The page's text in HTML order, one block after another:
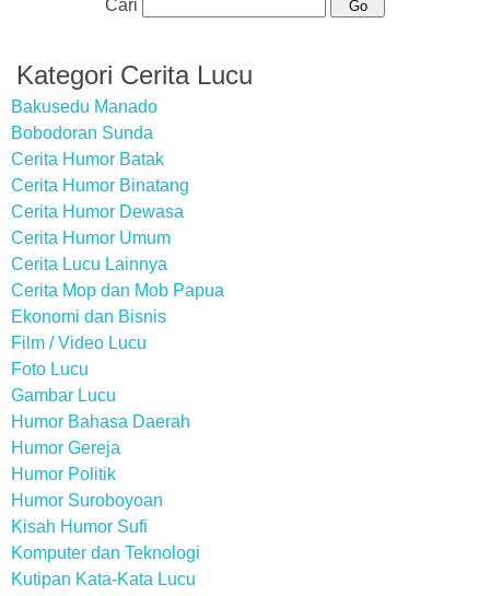
Cari
Kategori Cerita Lucu
Bakusedu Manado
Bobodoran Sunda
Cerita Humor Batak
Cerita Humor Binatang
Cerita Humor Dewasa
Cerita Humor Umum
Cerita Lucu Lainnya
Cerita Mop dan Mob Papua
Ekonomi dan Bisnis
Film / Video Lucu
Foto Lucu
Gambar Lucu
Humor Bahasa Daerah
Humor Gereja
Humor Politik
Humor Suroboyoan
Kisah Humor Sufi
Komputer dan Teknologi
Kutipan Kata-Kata Lucu